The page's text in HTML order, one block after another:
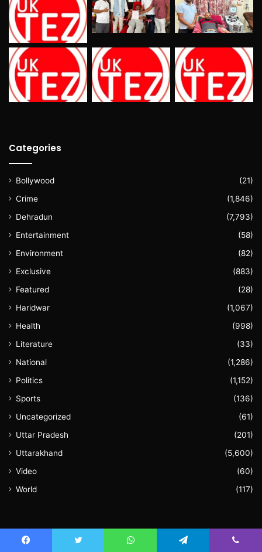
Categories
Bollywood
(21)
Crime
(1,846)
Dehradun
(7,793)
Entertainment
(58)
Environment
(82)
Exclusive
(883)
Featured
(28)
Haridwar
(1,067)
Health
(998)
Literature
(33)
National
(1,286)
Politics
(1,152)
Sports
(136)
Uncategorized
(61)
Uttar Pradesh
(201)
Uttarakhand
(5,600)
Video
(60)
World
(117)